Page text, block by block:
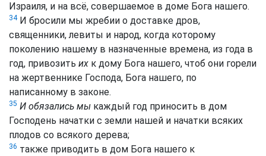
Израиля, и на всё, совершаемое в доме Бога нашего.
34И бросили мы жребии о доставке дров,
священники, левиты и народ, когда которому
поколению нашему в назначенные времена, из года в
год, привозить их к дому Бога нашего, чтоб они горели
на жертвеннике Господа, Бога нашего, по
написанному в законе.
35 И обязались мы каждый год приносить в дом
Господень начатки с земли нашей и начатки всяких
плодов со всякого дерева;
36 также приводить в дом Бога нашего к